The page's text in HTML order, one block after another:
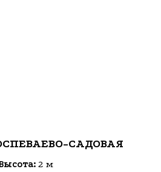
САДОВАЯ
2 м